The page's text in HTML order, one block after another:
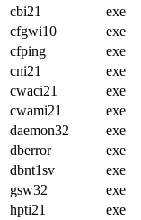
cbi21
exe
cfgwi10
exe
cfping
exe
cni21
exe
cwaci21
exe
cwami21
exe
daemon32
exe
dberror
exe
dbnt1sv
exe
gsw32
exe
hpti21
exe